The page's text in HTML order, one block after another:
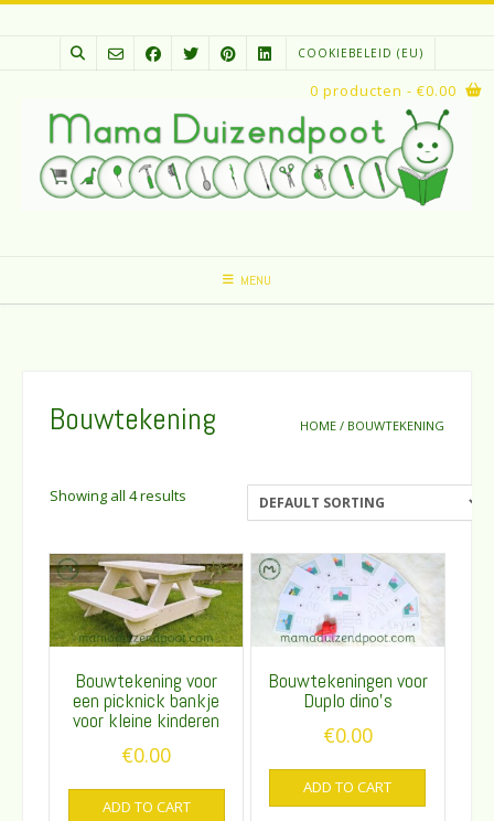
Spring
COOKIEBELEID (EU)
MENU
0 producten - €0.00
HOME / BOUWTEKENING
Bouwtekening
Showing all 4 results
Bouwtekening voor
een picknick bankje
voor kleine kinderen
€0.00
ADD TO CART
Bouwtekeningen voor
Duplo dino’s
€0.00
ADD TO CART